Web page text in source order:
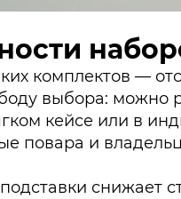
комплектов —
выбора: можно
кейсе или в
повара и
снижает